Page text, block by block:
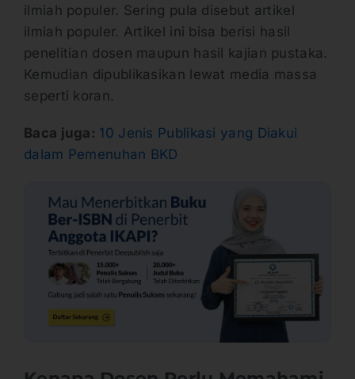
ilmiah populer. Sering pula disebut artikel
ilmiah populer. Artikel ini bisa berisi hasil
penelitian dosen maupun hasil kajian pustaka.
Kemudian dipublikasikan lewat media massa
seperti koran.
Baca juga: 10 Jenis Publikasi yang Diakui
dalam Pemenuhan BKD